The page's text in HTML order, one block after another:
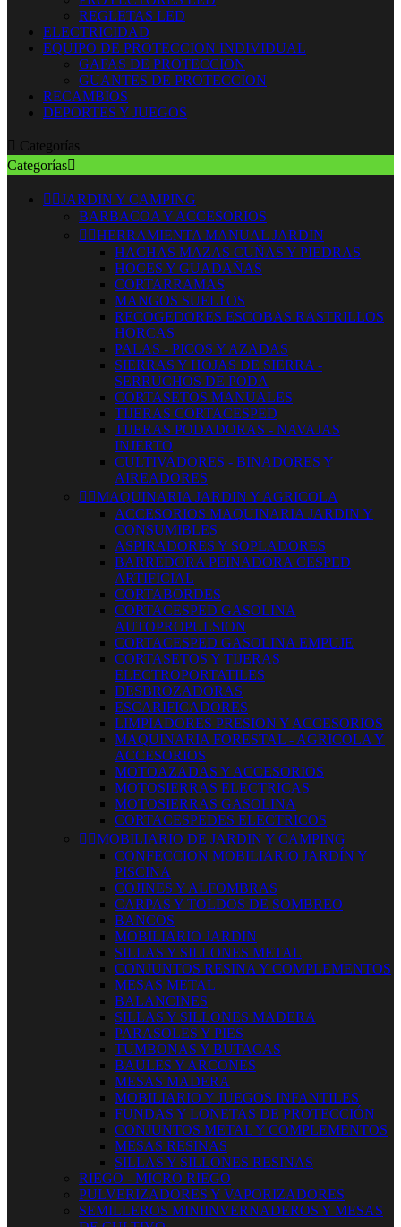
REGLETAS LED
ELECTRICIDAD
EQUIPO DE PROTECCION INDIVIDUAL
GAFAS DE PROTECCION
GUANTES DE PROTECCION
RECAMBIOS
DEPORTES Y JUEGOS
 Categorías
Categorías
 JARDIN Y CAMPING
BARBACOA Y ACCESORIOS
 HERRAMIENTA MANUAL JARDIN
HACHAS MAZAS CUÑAS Y PIEDRAS
HOCES Y GUADAÑAS
CORTARRAMAS
MANGOS SUELTOS
RECOGEDORES ESCOBAS RASTRILLOS
HORCAS
PALAS - PICOS Y AZADAS
SIERRAS Y HOJAS DE SIERRA -
SERRUCHOS DE PODA
CORTASETOS MANUALES
TIJERAS CORTACESPED
TIJERAS PODADORAS - NAVAJAS
INJERTO
CULTIVADORES - BINADORES Y
AIREADORES
 MAQUINARIA JARDIN Y AGRICOLA
ACCESORIOS MAQUINARIA JARDIN Y
CONSUMIBLES
ASPIRADORES Y SOPLADORES
BARREDORA PEINADORA CESPED
ARTIFICIAL
CORTABORDES
CORTACESPED GASOLINA
AUTOPROPULSION
CORTACESPED GASOLINA EMPUJE
CORTASETOS Y TIJERAS
ELECTROPORTATILES
DESBROZADORAS
ESCARIFICADORES
LIMPIADORES PRESION Y ACCESORIOS
MAQUINARIA FORESTAL - AGRICOLA Y
ACCESORIOS
MOTOAZADAS Y ACCESORIOS
MOTOSIERRAS ELECTRICAS
MOTOSIERRAS GASOLINA
CORTACESPEDES ELECTRICOS
 MOBILIARIO DE JARDIN Y CAMPING
CONFECCION MOBILIARIO JARDÍN Y
PISCINA
COJINES Y ALFOMBRAS
CARPAS Y TOLDOS DE SOMBREO
BANCOS
MOBILIARIO JARDIN
SILLAS Y SILLONES METAL
CONJUNTOS RESINA Y COMPLEMENTOS
MESAS METAL
BALANCINES
SILLAS Y SILLONES MADERA
PARASOLES Y PIES
TUMBONAS Y BUTACAS
BAULES Y ARCONES
MESAS MADERA
MOBILIARIO Y JUEGOS INFANTILES
FUNDAS Y LONETAS DE PROTECCIÓN
CONJUNTOS METAL Y COMPLEMENTOS
MESAS RESINAS
SILLAS Y SILLONES RESINAS
RIEGO - MICRO RIEGO
PULVERIZADORES Y VAPORIZADORES
SEMILLEROS MINIINVERNADEROS Y MESAS